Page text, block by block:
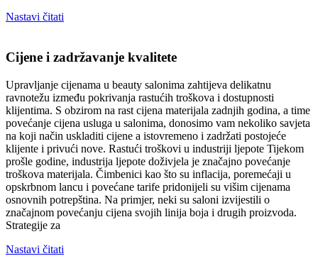
Nastavi čitati
Cijene i zadržavanje kvalitete
Upravljanje cijenama u beauty salonima zahtijeva delikatnu
ravnotežu između pokrivanja rastućih troškova i dostupnosti
klijentima. S obzirom na rast cijena materijala zadnjih godina, a time
povećanje cijena usluga u salonima, donosimo vam nekoliko savjeta
na koji način uskladiti cijene a istovremeno i zadržati postojeće
klijente i privući nove. Rastući troškovi u industriji ljepote Tijekom
prošle godine, industrija ljepote doživjela je značajno povećanje
troškova materijala. Čimbenici kao što su inflacija, poremećaji u
opskrbnom lancu i povećane tarife pridonijeli su višim cijenama
osnovnih potrepština. Na primjer, neki su saloni izvijestili o
značajnom povećanju cijena svojih linija boja i drugih proizvoda.
Strategije za
Nastavi čitati